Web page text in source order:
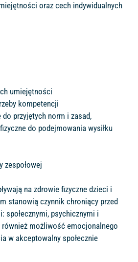
oraz cech indywidualnych
umiejętności
kompetencji
przyjętych norm i zasad,
do podejmowania wysiłku
zespołowej
na zdrowie fizyczne dzieci i
stanowią czynnik chroniący przed
społecznymi, psychicznymi i
również możliwość emocjonalnego
w akceptowalny społecznie